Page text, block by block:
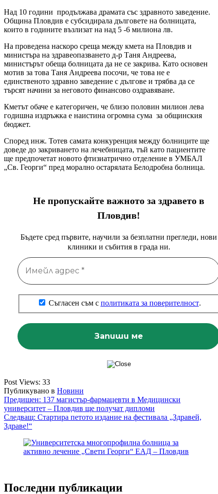
Над 10 години продължава драмата със здравното заведение.
Община Пловдив е субсидирала дълговете на болницата,
които в годините възлизат на над 5 -6 милиона лв.
На проведена наскоро среща между кмета на Пловдив и
министъра на здравеопазването д-р Таня Андреева,
министърът обеща болницата да не се закрива. Като основен
мотив за това Таня Андреева посочи, че това не е
единственото здравно заведение с дългове и трябва да се
търсят начини за неговото финансово оздравяване.
Кметът обаче е категоричен, че близо половин милион лева
годишна издръжка е наистина огромна сума за oбщинския
бюджет.
Според инж. Тотев самата конкуренция между болниците ще
доведе до закриването на лечебницата, тъй като пациентите
ще предпочетат новото фтизиатрично отделение в УМБАЛ
„Св. Георги“ пред морално остарялата Белодробна болница.
Не пропускайте важното за здравето в
Пловдив!
Бъдете сред първите, научили за безплатни прегледи, нови
клиники и събития в града ни.
Съгласен съм с политиката за поверителност.
Post Views: 33
Публикувано в Новини
Навигация
Предишен: 137 магистър-фармацевти в Медицински
университет – Пловдив ще получат дипломи
Следващ: Стартира петото издание на фестивала „Здравей,
Здраве!“
Последни публикации